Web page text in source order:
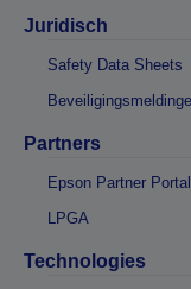
Juridisch
Safety Data Sheets
Partners
Epson Partner Portal
LPGA
Technologies